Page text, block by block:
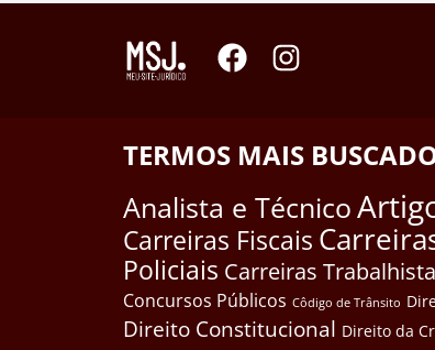
TERMOS MAIS
Analista e Técnico
Carreiras Fiscais
Policiais Carreiras
Concursos Públicos Côdigo de Trânsito
Direito Constitucional Direito da